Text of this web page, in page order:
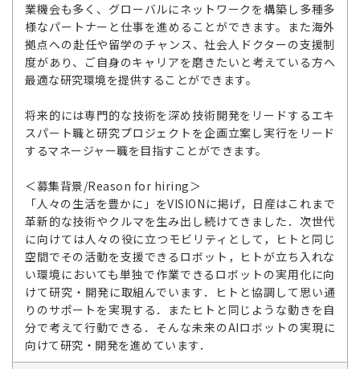
業機会も多く、グローバルにネットワークを構築し多種多
様なパートナーと仕事を進めることができます。また海外
拠点への赴任や留学のチャンス、社会人ドクターの支援制
度があり、ご自身のキャリアを磨きたいと考えている方へ
最適な研究環境を提供することができます。
将来的には専門的な技術を深め技術開発をリードするエキ
スパート職と研究プロジェクトを企画立案し実行をリード
するマネージャー職を目指すことができます。
＜募集背景/Reason for hiring＞
「人々の生活を豊かに」をVISIONに掲げ，日産はこれまで
革新的な技術やクルマを生み出し続けてきました．次世代
に向けては人々の役に立つモビリティとして，ヒトと同じ
空間でその活動を支援できるロボット，ヒトが立ち入れな
い環境においても単独で作業できるロボットの実用化に向
けて研究・開発に取組んでいます．ヒトと協調して思い通
りのサポートを実現する．またヒトと同じような動きを自
分で考えて行動できる．そんな未来のAIロボットの実現に
向けて研究・開発を進めています．